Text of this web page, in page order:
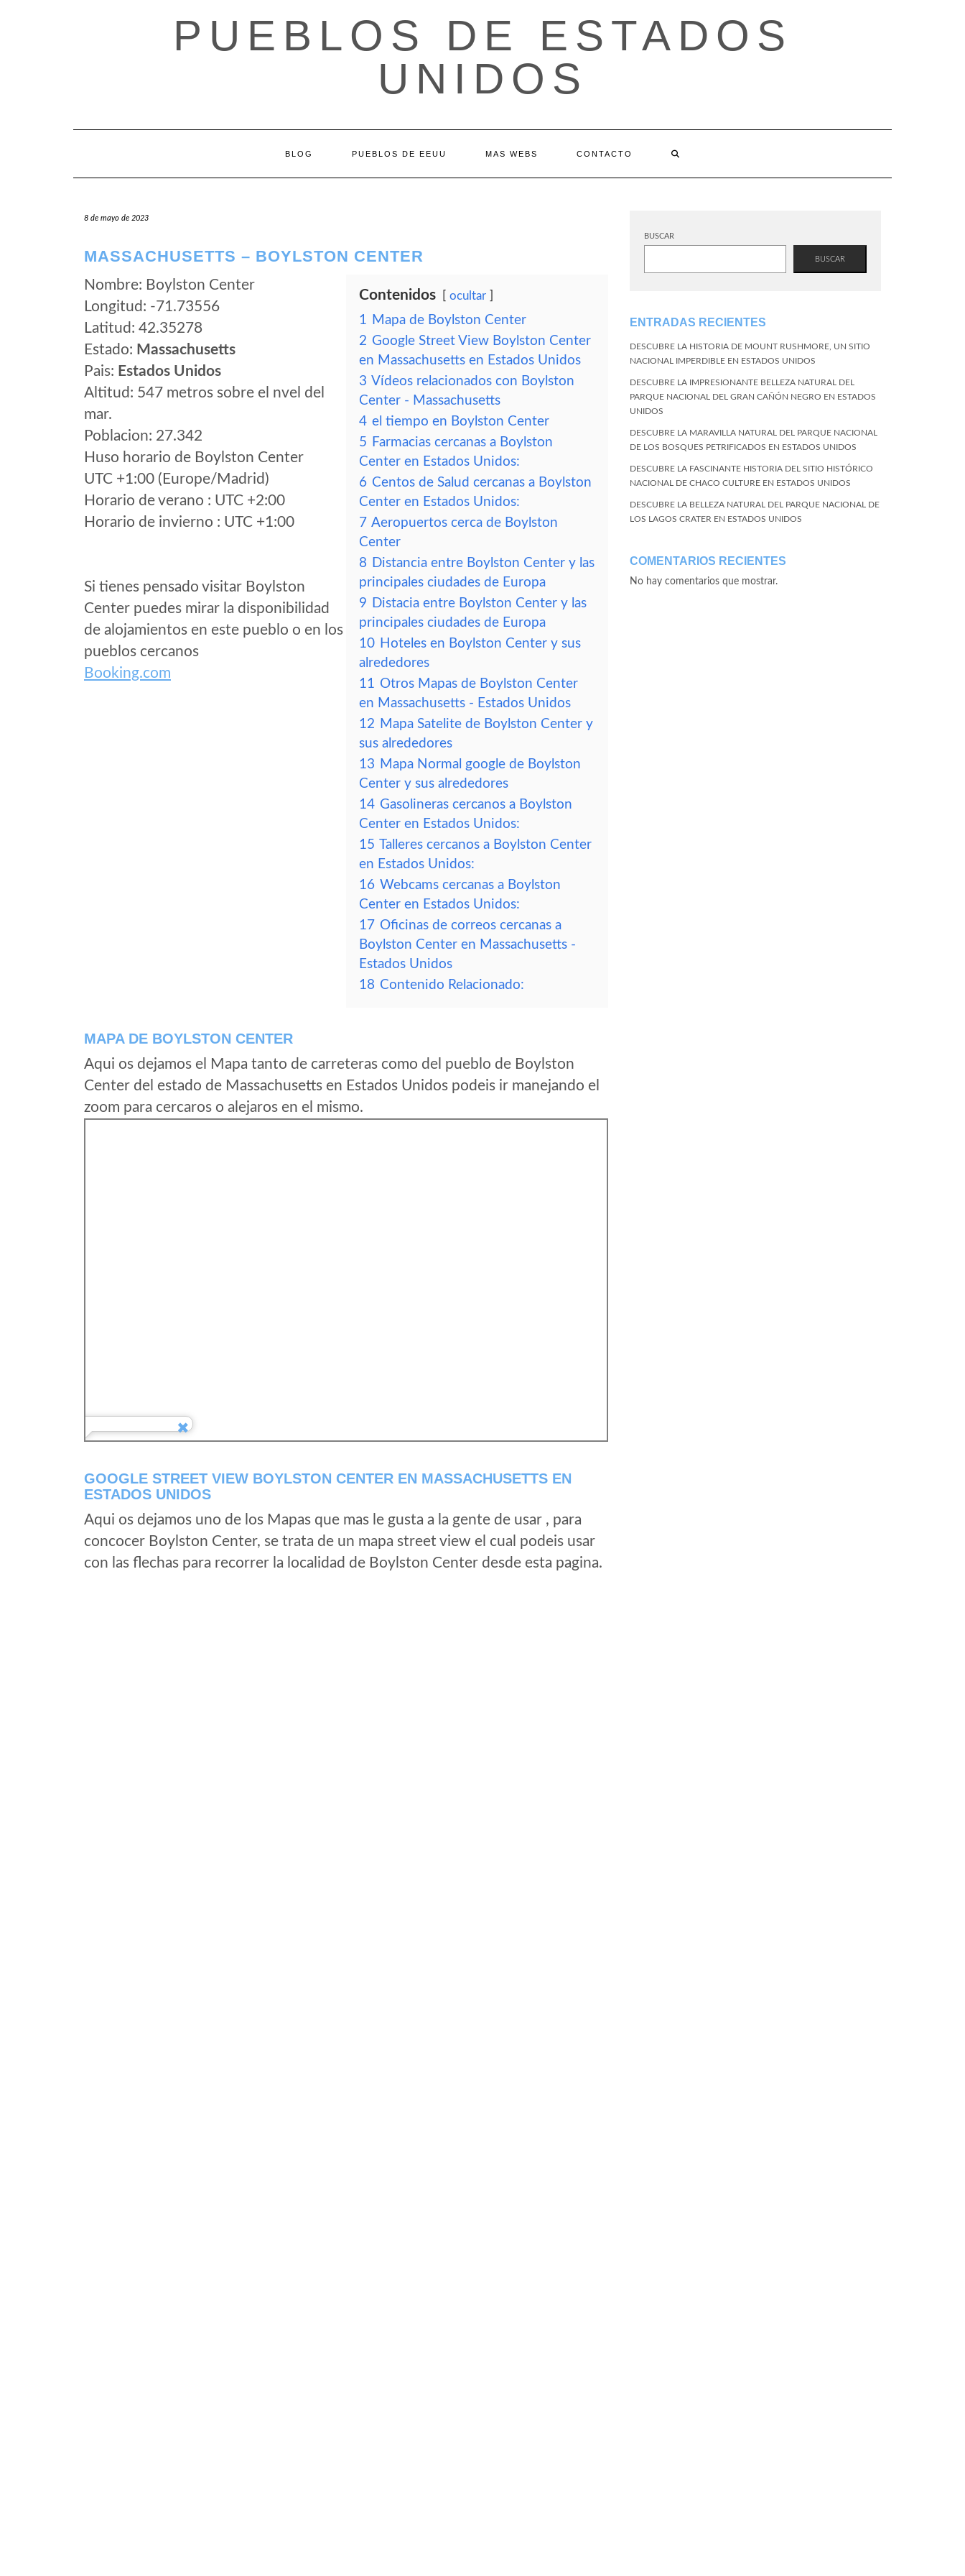
PUEBLOS DE ESTADOS
UNIDOS
BLOG PUEBLOS DE EEUU MAS WEBS CONTACTO
8 de mayo de 2023
MASSACHUSETTS – BOYLSTON CENTER
Nombre: Boylston Center
Longitud: -71.73556
Latitud: 42.35278
Estado: Massachusetts
Pais: Estados Unidos
Altitud: 547 metros sobre el nvel del
mar.
Poblacion: 27.342
Huso horario de Boylston Center
UTC +1:00 (Europe/Madrid)
Horario de verano : UTC +2:00
Horario de invierno : UTC +1:00
Si tienes pensado visitar Boylston
Center puedes mirar la disponibilidad
de alojamientos en este pueblo o en los
pueblos cercanos
Booking.com
Contenidos ocultar
1 Mapa de Boylston Center
2 Google Street View Boylston Center
en Massachusetts en Estados Unidos
3 Vídeos relacionados con Boylston
Center - Massachusetts
4 el tiempo en Boylston Center
5 Farmacias cercanas a Boylston
Center en Estados Unidos:
6 Centos de Salud cercanas a Boylston
Center en Estados Unidos:
7 Aeropuertos cerca de Boylston
Center
8 Distancia entre Boylston Center y las
principales ciudades de Europa
9 Distacia entre Boylston Center y las
principales ciudades de Europa
10 Hoteles en Boylston Center y sus
alrededores
11 Otros Mapas de Boylston Center
en Massachusetts - Estados Unidos
12 Mapa Satelite de Boylston Center y
sus alrededores
13 Mapa Normal google de Boylston
Center y sus alrededores
14 Gasolineras cercanos a Boylston
Center en Estados Unidos:
15 Talleres cercanos a Boylston Center
en Estados Unidos:
16 Webcams cercanas a Boylston
Center en Estados Unidos:
17 Oficinas de correos cercanas a
Boylston Center en Massachusetts -
Estados Unidos
18 Contenido Relacionado:
MAPA DE BOYLSTON CENTER
Aqui os dejamos el Mapa tanto de carreteras como del pueblo de Boylston
Center del estado de Massachusetts en Estados Unidos podeis ir manejando el
zoom para cercaros o alejaros en el mismo.
GOOGLE STREET VIEW BOYLSTON CENTER EN MASSACHUSETTS EN
ESTADOS UNIDOS
Aqui os dejamos uno de los Mapas que mas le gusta a la gente de usar , para
concocer Boylston Center, se trata de un mapa street view el cual podeis usar
con las flechas para recorrer la localidad de Boylston Center desde esta pagina.
BUSCAR
BUSCAR
ENTRADAS RECIENTES
DESCUBRE LA HISTORIA DE MOUNT RUSHMORE, UN SITIO
NACIONAL IMPERDIBLE EN ESTADOS UNIDOS
DESCUBRE LA IMPRESIONANTE BELLEZA NATURAL DEL
PARQUE NACIONAL DEL GRAN CAÑÓN NEGRO EN ESTADOS
UNIDOS
DESCUBRE LA MARAVILLA NATURAL DEL PARQUE NACIONAL
DE LOS BOSQUES PETRIFICADOS EN ESTADOS UNIDOS
DESCUBRE LA FASCINANTE HISTORIA DEL SITIO HISTÓRICO
NACIONAL DE CHACO CULTURE EN ESTADOS UNIDOS
DESCUBRE LA BELLEZA NATURAL DEL PARQUE NACIONAL DE
LOS LAGOS CRATER EN ESTADOS UNIDOS
COMENTARIOS RECIENTES
No hay comentarios que mostrar.